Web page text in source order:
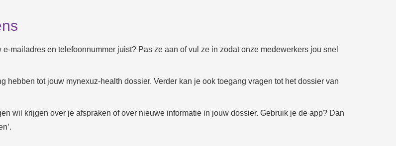
mailadres en telefoonnummer juist? Pas ze aan of vul ze in zodat onze medewerkers jou snel
hebben tot jouw mynexuz-health dossier. Verder kan je ook toegang vragen tot het dossier van
wil krijgen over je afspraken of over nieuwe informatie in jouw dossier. Gebruik je de app? Dan